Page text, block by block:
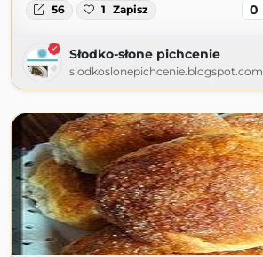
56 1 Zapisz 0
Słodko-słone pichcenie
slodkoslonepichcenie.blogspot.com